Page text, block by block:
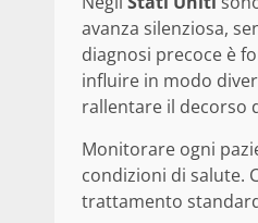
avanza silenziosa,
diagnosi precoce è
influire in modo
rallentare il decorso
Monitorare ogni
condizioni di salute.
trattamento